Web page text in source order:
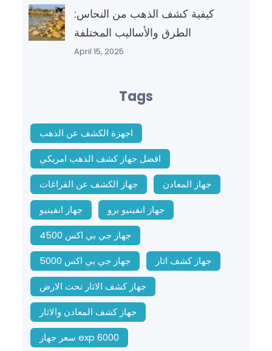
كيفية كشف الذهب من النحاس:
الطرق والأساليب المختلفة
April 15, 2025
Tags
اجهزة الكشف عن الذهب
افضل جهاز كشف الذهب امريكي
جهاز الكشف عن الفراغات
جهاز المعادن
جهاز انفينيو
جهاز انفينيو برو
جهاز جي بي اكس 4500
جهاز جي بي اكس 5000
جهاز كشف اثار
جهاز كشف الاثار تحت الارض
جهاز كشف المعادن والاثار
سعر جهاز exp 6000